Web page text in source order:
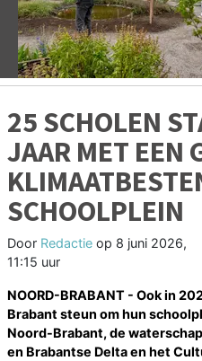
Vorige
25 SCHOLEN
JAAR MET EEN
SCHOOLPLEIN
Door Redactie op 8 juni 2026,
11:15 uur
NOORD-BRABANT - Ook in
Brabant steun om hun
Noord-Brabant, de
en Brabantse Delta en het